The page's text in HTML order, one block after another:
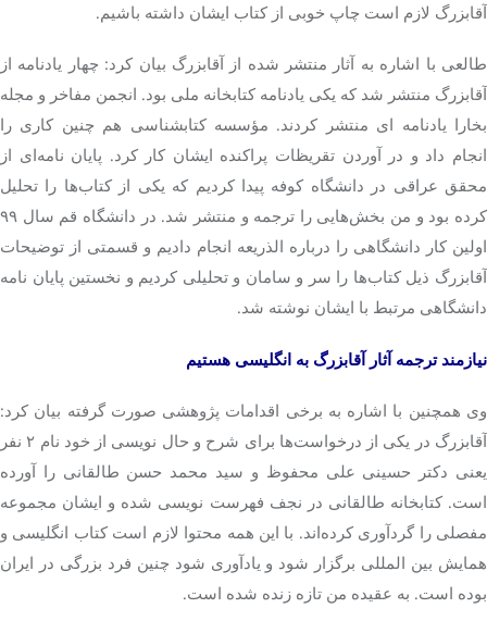
آقابزرگ لازم است چاپ خوبی از کتاب ایشان داشته باشیم.
طالعی با اشاره به آثار منتشر شده از آقابزرگ بیان کرد: چهار یادنامه از
آقابزرگ منتشر شد که یکی یادنامه کتابخانه ملی بود. انجمن مفاخر و مجله
بخارا یادنامه ای منتشر کردند. مؤسسه کتابشناسی هم چنین کاری را
انجام داد و در آوردن تقریظات پراکنده ایشان کار کرد. پایان نامه‌ای از
محقق عراقی در دانشگاه کوفه پیدا کردیم که یکی از کتاب‌ها را تحلیل
کرده بود و من بخش‌هایی را ترجمه و منتشر شد. در دانشگاه قم سال ۹۹
اولین کار دانشگاهی را درباره الذریعه انجام دادیم و قسمتی از توضیحات
آقابزرگ ذیل کتاب‌ها را سر و سامان و تحلیلی کردیم و نخستین پایان نامه
دانشگاهی مرتبط با ایشان نوشته شد.
نیازمند ترجمه آثار آقابزرگ به انگلیسی هستیم
وی همچنین با اشاره به برخی اقدامات پژوهشی صورت گرفته بیان کرد:
آقابزرگ در یکی از درخواست‌ها برای شرح و حال نویسی از خود نام ۲ نفر
یعنی دکتر حسینی علی محفوظ و سید محمد حسن طالقانی را آورده
است. کتابخانه طالقانی در نجف فهرست نویسی شده و ایشان مجموعه
مفصلی را گردآوری کرده‌اند. با این همه محتوا لازم است کتاب انگلیسی و
همایش بین المللی برگزار شود و یادآوری شود چنین فرد بزرگی در ایران
بوده است. به عقیده من تازه زنده شده است.